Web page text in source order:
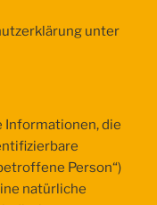
unter
Informationen, die
Person“)
natürliche